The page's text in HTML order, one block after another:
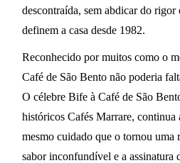
descontraída, sem abdicar do rigor
definem a casa desde 1982.
Reconhecido por muitos como o
Café de São Bento não poderia
O célebre Bife à Café de São
históricos Cafés Marrare, continua
mesmo cuidado que o tornou uma
sabor inconfundível e a assinatura